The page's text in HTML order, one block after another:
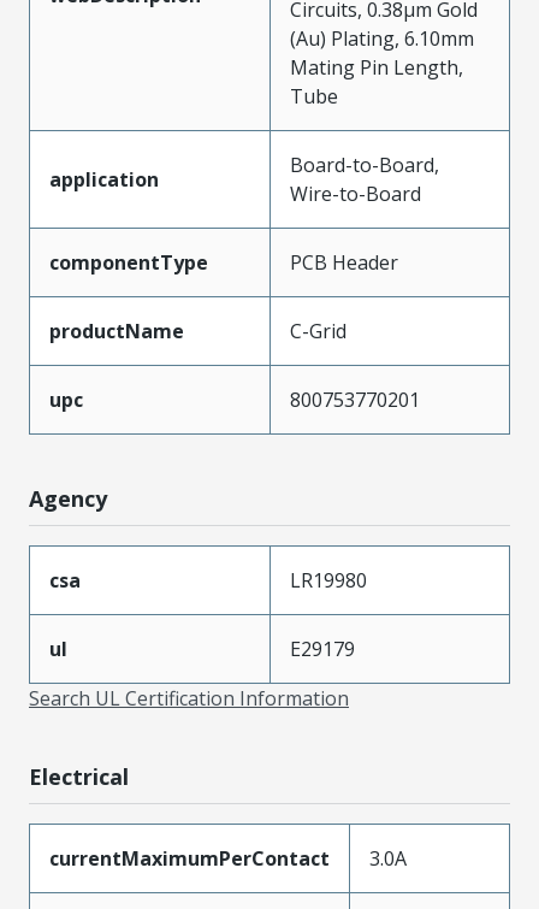
Circuits, 0.38µm Gold
(Au) Plating, 6.10mm
Mating Pin Length,
Tube
application
Board-to-Board,
Wire-to-Board
componentType PCB Header
productName C-Grid
upc 800753770201
Agency
csa LR19980
ul
E29179
Search UL Certification Information
Electrical
currentMaximumPerContact 3.0A